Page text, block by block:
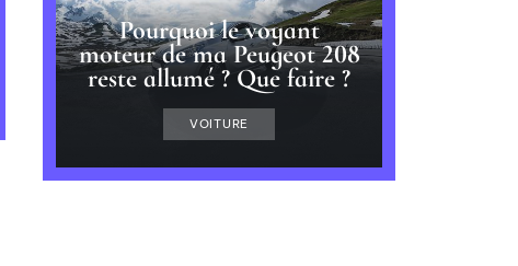
Pourquoi le voyant
moteur de ma Peugeot 208
reste allumé ? Que faire ?
VOITURE